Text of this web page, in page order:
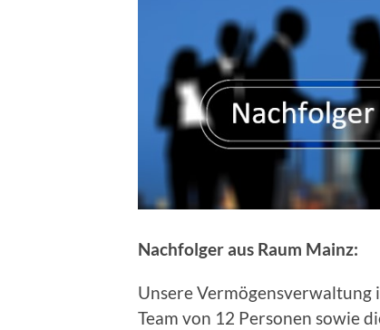
Nachfolger aus Raum Mainz:
Unsere Vermögensverwaltung
Team von 12 Personen sowie